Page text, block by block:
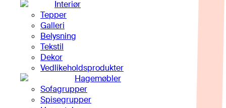
Interiør
Tepper
Galleri
Belysning
Tekstil
Dekor
Vedlikeholdsprodukter
Hagemøbler
Sofagrupper
Spisegrupper